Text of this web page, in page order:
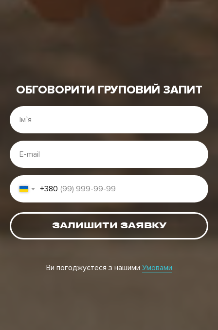
ОБГОВОРИТИ ГРУПОВИЙ ЗАПИТ
Ім`я
E-mail
+380
ЗАЛИШИТИ ЗАЯВКУ
Ви погоджуєтеся з нашими Умовами